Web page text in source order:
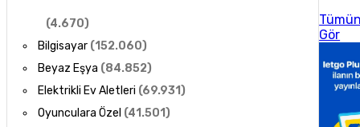
(4.670)
Bilgisayar (152.060)
Beyaz Eşya (84.852)
Elektrikli Ev Aletleri (69.931)
Oyunculara Özel (41.501)
Gör